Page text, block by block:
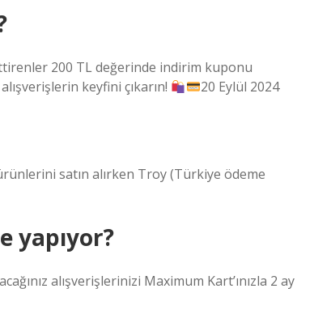
200 TL değerinde indirim kuponu
keyfini çıkarın! 20 Eylül 2024
satın alırken Troy (Türkiye ödeme
yapıyor?
alışverişlerinizi Maximum Kart’ınızla 2 ay